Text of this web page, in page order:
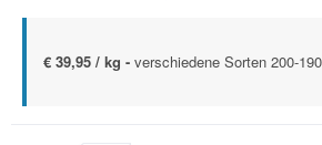
€ 39,95 / kg - verschiedene Sorten 200-